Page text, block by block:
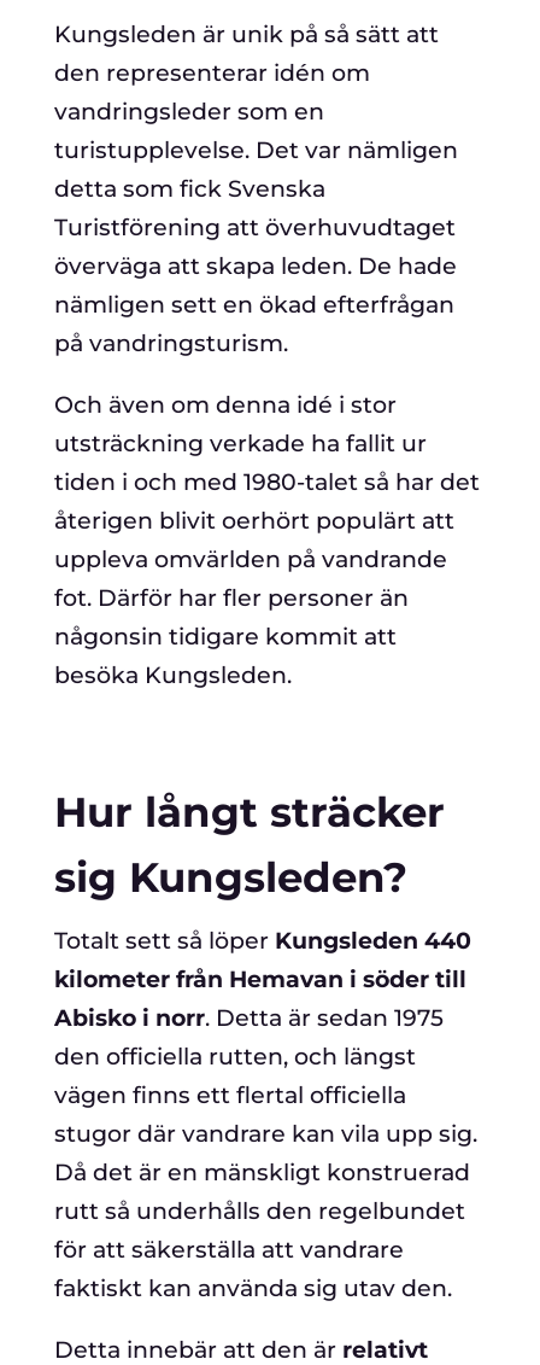
Kungsleden är unik på så sätt att
den representerar idén om
vandringsleder som en
turistupplevelse. Det var nämligen
detta som fick Svenska
Turistförening att överhuvudtaget
överväga att skapa leden. De hade
nämligen sett en ökad efterfrågan
på vandringsturism.
Och även om denna idé i stor
utsträckning verkade ha fallit ur
tiden i och med 1980-talet så har det
återigen blivit oerhört populärt att
uppleva omvärlden på vandrande
fot. Därför har fler personer än
någonsin tidigare kommit att
besöka Kungsleden.
Hur långt sträcker
sig Kungsleden?
Totalt sett så löper Kungsleden 440
kilometer från Hemavan i söder till
Abisko i norr. Detta är sedan 1975
den officiella rutten, och längst
vägen finns ett flertal officiella
stugor där vandrare kan vila upp sig.
Då det är en mänskligt konstruerad
rutt så underhålls den regelbundet
för att säkerställa att vandrare
faktiskt kan använda sig utav den.
Detta innebär att den är relativt